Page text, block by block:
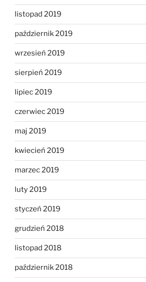
listopad 2019
październik 2019
wrzesień 2019
sierpień 2019
lipiec 2019
czerwiec 2019
maj 2019
kwiecień 2019
marzec 2019
luty 2019
styczeń 2019
grudzień 2018
listopad 2018
październik 2018